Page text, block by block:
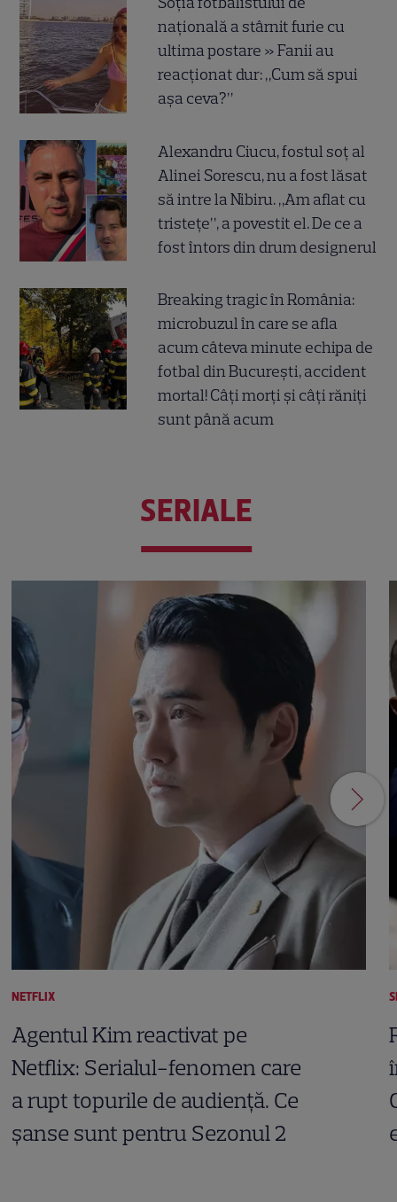
națională a stârnit furie cu
ultima postare » Fanii au
reacționat dur: „Cum să spui
așa ceva?”
Alexandru Ciucu, fostul soț al
Alinei Sorescu, nu a fost lăsat
să intre la Nibiru. „Am aflat cu
tristețe”, a povestit el. De ce a
fost întors din drum designerul
Breaking tragic în România:
microbuzul în care se afla
acum câteva minute echipa de
fotbal din București, accident
mortal! Câți morți și câți răniți
sunt până acum
SERIALE
NETFLIX
Agentul Kim reactivat pe
Netflix: Serialul-fenomen care
a rupt topurile de audiență. Ce
șanse sunt pentru Sezonul 2